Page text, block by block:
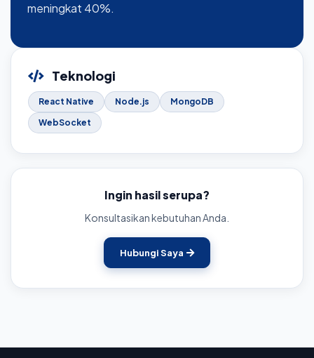
meningkat 40%.
Teknologi
React Native Node.js
MongoDB
WebSocket
Ingin hasil serupa?
Konsultasikan kebutuhan Anda.
Hubungi Saya